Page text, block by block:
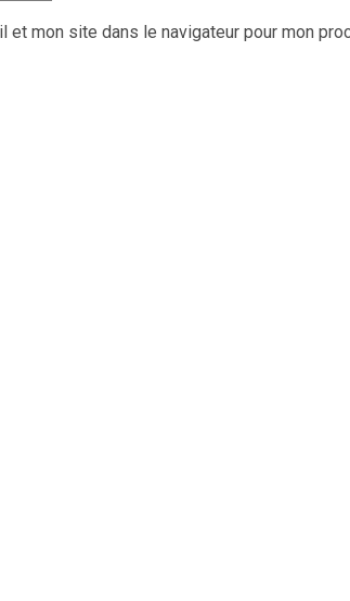
et mon site dans le navigateur pour mon